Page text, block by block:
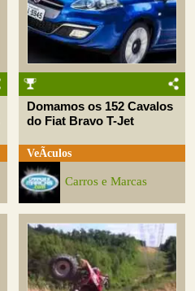
Domamos os 152 Cavalos
do Fiat Bravo T-Jet
VeÃ­culos
Carros e Marcas